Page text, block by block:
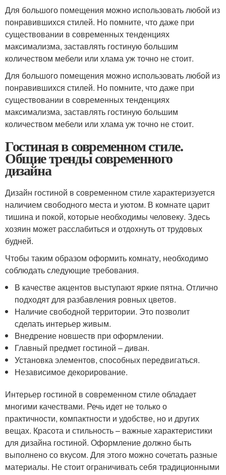
Для большого помещения можно использовать любой из
понравившихся стилей. Но помните, что даже при
существовании в современных тенденциях
максимализма, заставлять гостиную большим
количеством мебели или хлама уж точно не стоит.
Для большого помещения можно использовать любой из
понравившихся стилей. Но помните, что даже при
существовании в современных тенденциях
максимализма, заставлять гостиную большим
количеством мебели или хлама уж точно не стоит.
Гостиная в современном стиле.
Общие тренды современного
дизайна
Дизайн гостиной в современном стиле характеризуется
наличием свободного места и уютом. В комнате царит
тишина и покой, которые необходимы человеку. Здесь
хозяин может расслабиться и отдохнуть от трудовых
будней.
Чтобы таким образом оформить комнату, необходимо
соблюдать следующие требования.
В качестве акцентов выступают яркие пятна. Отлично
подходят для разбавления ровных цветов.
Наличие свободной территории. Это позволит
сделать интерьер живым.
Внедрение новшеств при оформлении.
Главный предмет гостиной – диван.
Установка элементов, способных передвигаться.
Независимое декорирование.
Интерьер гостиной в современном стиле обладает
многими качествами. Речь идет не только о
практичности, компактности и удобстве, но и других
вещах. Красота и стильность – важные характеристики
для дизайна гостиной. Оформление должно быть
выполнено со вкусом. Для этого можно сочетать разные
материалы. Не стоит ограничивать себя традиционными